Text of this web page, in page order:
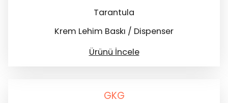
Tarantula
Krem Lehim Baskı / Dispenser
Ürünü İncele
GKG